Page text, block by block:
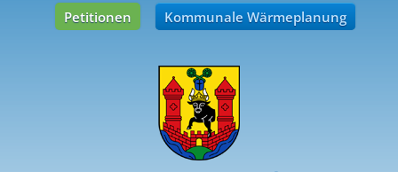
Petitionen Kommunale Wärmeplanung